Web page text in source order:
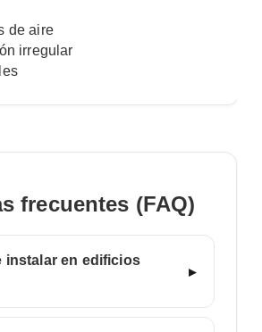
de aire
irregular
frecuentes (FAQ)
instalar en edificios